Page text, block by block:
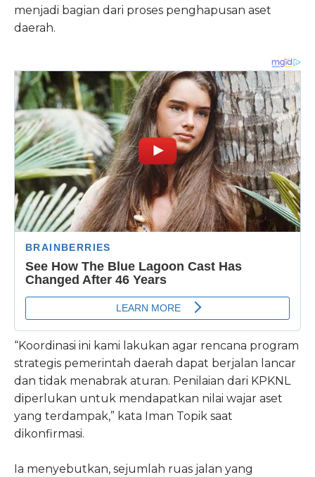
menjadi bagian dari proses penghapusan aset
daerah.
“Koordinasi ini kami lakukan agar rencana program
strategis pemerintah daerah dapat berjalan lancar
dan tidak menabrak aturan. Penilaian dari KPKNL
diperlukan untuk mendapatkan nilai wajar aset
yang terdampak,” kata Iman Topik saat
dikonfirmasi.
Ia menyebutkan, sejumlah ruas jalan yang